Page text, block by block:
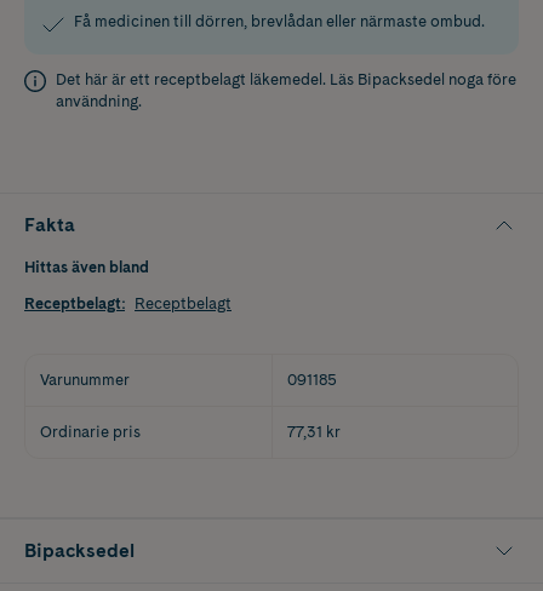
Få medicinen till dörren, brevlådan eller närmaste ombud.
Det här är ett receptbelagt läkemedel. Läs Bipacksedel noga före
användning.
Fakta
Hittas även bland
Receptbelagt: Receptbelagt
Varunummer 091185
Ordinarie pris 77,31 kr
Bipacksedel